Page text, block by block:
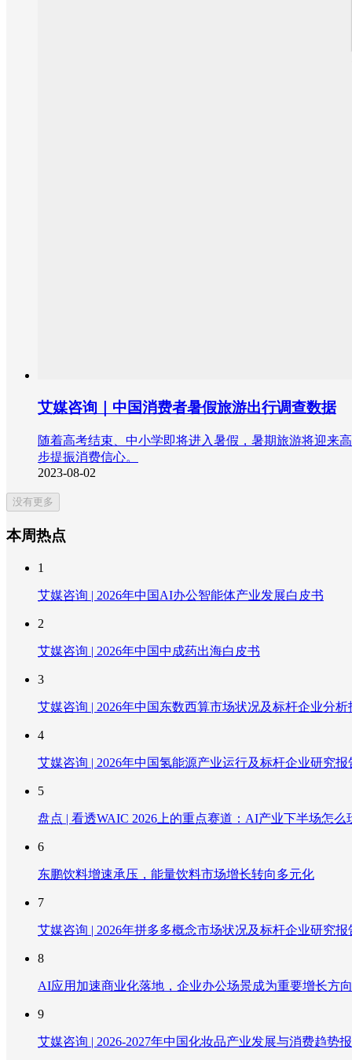
艾媒咨询｜中国消费者暑假旅游出行调查数据
随着高考结束、中小学即将进入暑假，暑期旅游将迎来
步提振消费信心。
2023-08-02
没有更多
本周热点
1
艾媒咨询 | 2026年中国AI办公智能体产业发展白皮书
2
艾媒咨询 | 2026年中国中成药出海白皮书
3
艾媒咨询 | 2026年中国东数西算市场状况及标杆企业分析
4
艾媒咨询 | 2026年中国氢能源产业运行及标杆企业研究报
5
盘点 | 看透WAIC 2026上的重点赛道：AI产业下半场怎么
6
东鹏饮料增速承压，能量饮料市场增长转向多元化
7
艾媒咨询 | 2026年拼多多概念市场状况及标杆企业研究报
8
AI应用加速商业化落地，企业办公场景成为重要增长方向
9
艾媒咨询 | 2026-2027年中国化妆品产业发展与消费趋势